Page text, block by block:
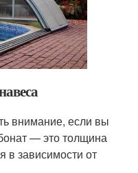
внимание, если вы
— это толщина
в зависимости от